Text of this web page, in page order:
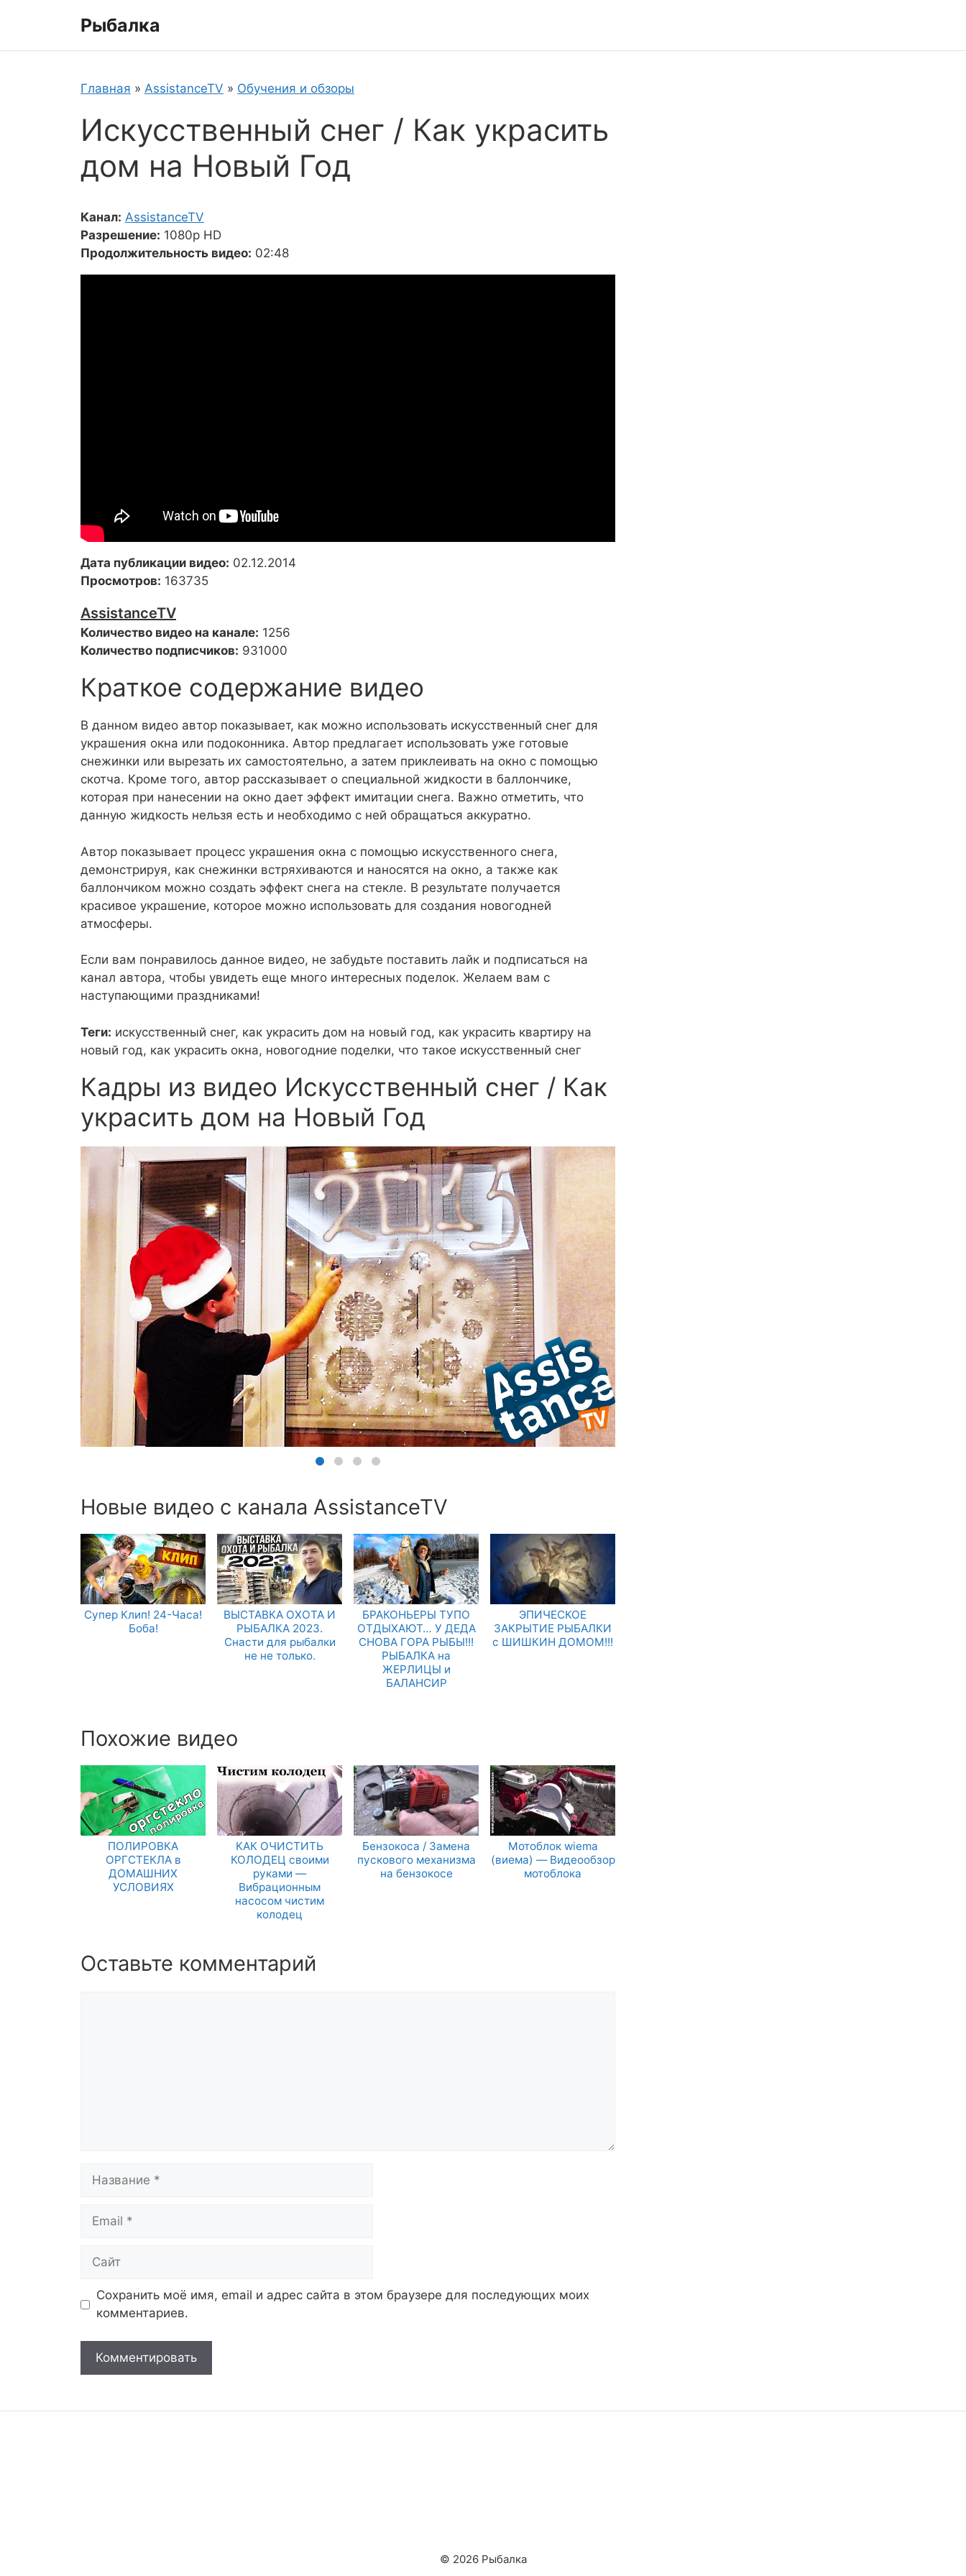
Рыбалка
Главная » AssistanceTV » Обучения и обзоры
Искусственный снег / Как украсить
дом на Новый Год
Канал: AssistanceTV
Разрешение: 1080p HD
Продолжительность видео: 02:48
Дата публикации видео: 02.12.2014
Просмотров: 163735
AssistanceTV
Количество видео на канале: 1256
Количество подписчиков: 931000
Краткое содержание видео
В данном видео автор показывает, как можно использовать искусственный снег для
украшения окна или подоконника. Автор предлагает использовать уже готовые
снежинки или вырезать их самостоятельно, а затем приклеивать на окно с помощью
скотча. Кроме того, автор рассказывает о специальной жидкости в баллончике,
которая при нанесении на окно дает эффект имитации снега. Важно отметить, что
данную жидкость нельзя есть и необходимо с ней обращаться аккуратно.
Автор показывает процесс украшения окна с помощью искусственного снега,
демонстрируя, как снежинки встряхиваются и наносятся на окно, а также как
баллончиком можно создать эффект снега на стекле. В результате получается
красивое украшение, которое можно использовать для создания новогодней
атмосферы.
Если вам понравилось данное видео, не забудьте поставить лайк и подписаться на
канал автора, чтобы увидеть еще много интересных поделок. Желаем вам с
наступающими праздниками!
Теги: искусственный снег, как украсить дом на новый год, как украсить квартиру на
новый год, как украсить окна, новогодние поделки, что такое искусственный снег
Кадры из видео Искусственный снег / Как
украсить дом на Новый Год
Новые видео с канала AssistanceTV
Супер Клип! 24-Часа!
Боба!
ВЫСТАВКА ОХОТА И
РЫБАЛКА 2023.
Снасти для рыбалки
не не только.
БРАКОНЬЕРЫ ТУПО
ОТДЫХАЮТ… У ДЕДА
СНОВА ГОРА РЫБЫ!!!
РЫБАЛКА на
ЖЕРЛИЦЫ и
БАЛАНСИР
ЭПИЧЕСКОЕ
ЗАКРЫТИЕ РЫБАЛКИ
с ШИШКИН ДОМОМ!!!
Похожие видео
ПОЛИРОВКА
ОРГСТЕКЛА в
ДОМАШНИХ
УСЛОВИЯХ
КАК ОЧИСТИТЬ
КОЛОДЕЦ своими
руками —
Вибрационным
насосом чистим
колодец
Бензокоса / Замена
пускового механизма
на бензокосе
Мотоблок wiema
(виема) — Видеообзор
мотоблока
Оставьте комментарий
Название
Email
Сайт
Сохранить моё имя, email и адрес сайта в этом браузере для последующих моих
комментариев.
© 2026 Рыбалка